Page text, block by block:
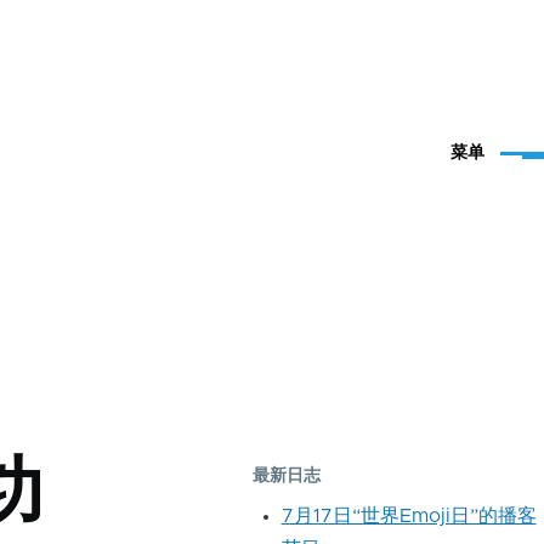
菜单
最新日志
7月17日“世界Emoji日”的播客